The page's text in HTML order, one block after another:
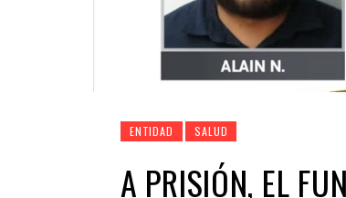
ENTIDAD SALUD
A PRISIÓN, EL